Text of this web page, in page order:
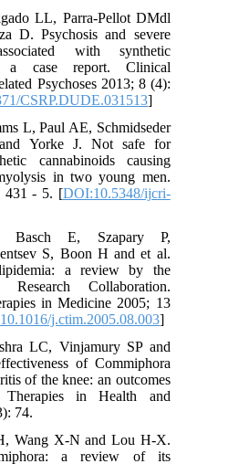
LL, Parra-Pellot DMdl
D. Psychosis and severe
associated with synthetic
a case report. Clinical
Related Psychoses 2013; 8 (4):
CSRP.DUDE.031513
L, Paul AE, Schmidseder
and Yorke J. Not safe for
cannabinoids causing
in two young men.
431 - 5. [DOI:10.5348/ijcri-
C, Basch E, Szapary P,
Axentsev S, Boon H and et al.
a review by the
Research Collaboration.
therapies in Medicine 2005; 13
j.ctim.2005.08.003
LC, Vinjamury SP and
effectiveness of Commiphora
of the knee: an outcomes
Therapies in Health and
(3): 74.
H, Wang X-N and Lou H-X.
a review of its